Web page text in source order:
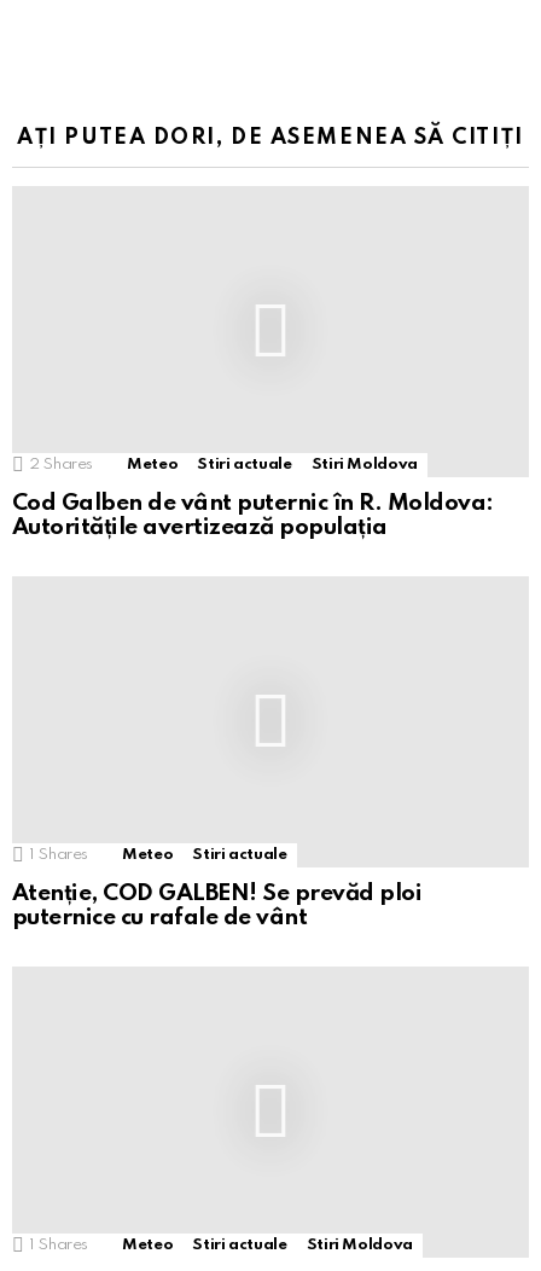
AȚI PUTEA DORI, DE ASEMENEA SĂ CITIȚI
2 Shares Meteo Stiri actuale Stiri Moldova
Cod Galben de vânt puternic în R. Moldova:
Autoritățile avertizează populația
Shares Meteo Stiri actuale
Atenție, COD GALBEN! Se prevăd ploi
puternice cu rafale de vânt
Shares Meteo Stiri actuale Stiri Moldova